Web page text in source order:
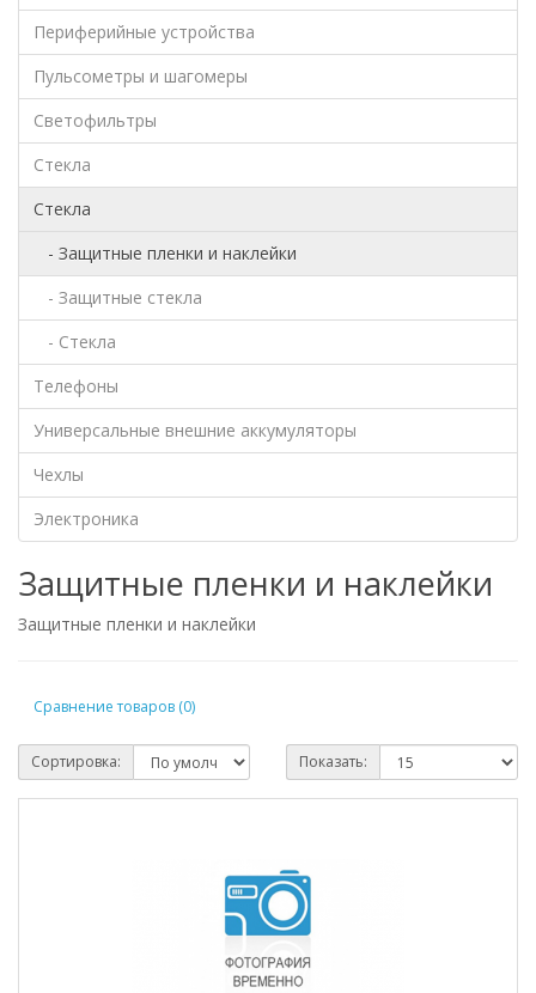
Периферийные устройства
Пульсометры и шагомеры
Светофильтры
Стекла
Стекла
- Защитные пленки и наклейки
- Защитные стекла
- Стекла
Телефоны
Универсальные внешние аккумуляторы
Чехлы
Электроника
Защитные пленки и наклейки
Защитные пленки и наклейки
Сравнение товаров (0)
Сортировка: Показать: